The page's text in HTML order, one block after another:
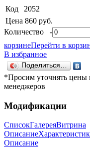
Код
2052
Цена 860 руб.
Количество -
корзинеПерейти в
В избранное
Поделиться…
*Просим уточнять цены
менеджеров
Модификации
СписокГалереяВитрина
Описание
Описание